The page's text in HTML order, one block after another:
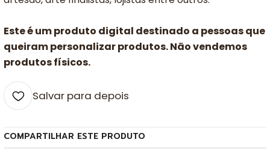
Este é um produto digital destinado a pessoas que
queiram personalizar produtos. Não vendemos
produtos físicos.
Salvar para depois
COMPARTILHAR ESTE PRODUTO